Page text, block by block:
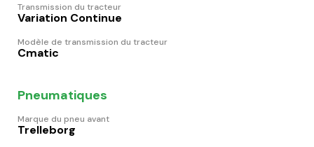
Transmission du tracteur
Variation Continue
Modèle de transmission du tracteur
Cmatic
Pneumatiques
Marque du pneu avant
Trelleborg